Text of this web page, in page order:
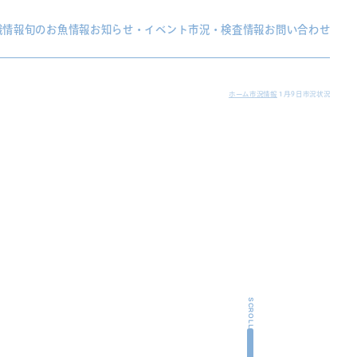
情報旬のお魚情報お知らせ・イベント市況・検査情報お問い合わせ
ホーム 市況情報 １月9日市況状況
SCROLL